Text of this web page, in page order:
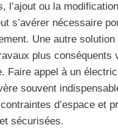
l’ajout ou la
s’avérer nécessaire
Une autre solution
plus conséquents
Faire appel à un
souvent
d’espace et
sécurisées.